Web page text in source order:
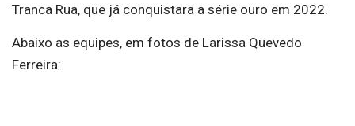
Tranca Rua, que já conquistara a série ouro em 2022.
Abaixo as equipes, em fotos de Larissa Quevedo
Ferreira: